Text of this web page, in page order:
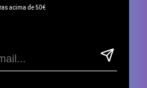
acima de 50€